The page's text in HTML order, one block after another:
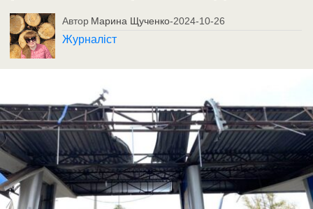
Автор Марина Щученко-2024-10-26
Журналіст